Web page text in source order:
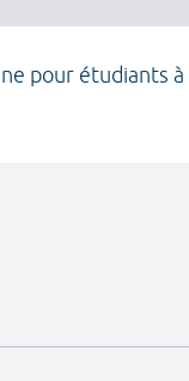
pour étudiants à